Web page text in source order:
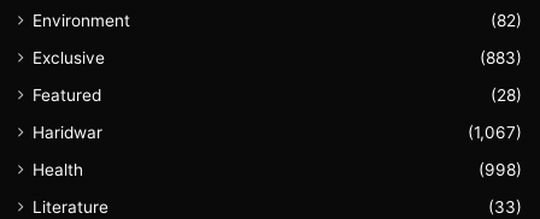
Environment
(82)
Exclusive
(883)
Featured
(28)
Haridwar
(1,067)
Health
(998)
Literature
(33)